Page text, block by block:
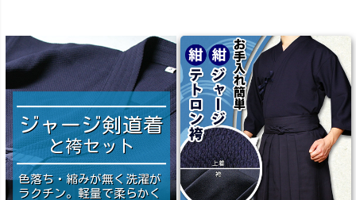
ジャージ剣道着
と袴セット
色落ち・縮みが無く洗濯が
ラクチン。軽量で柔らかく